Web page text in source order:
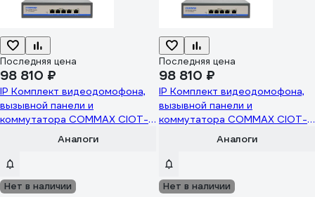
Последняя цена
98 810 ₽
IP Комплект видеодомофона,
вызывной панели и
коммутатора COMMAX CIOT-
1020MWhite/D21M/H4L2 CIOT-
H4L2
Аналоги
Последняя цена
98 810 ₽
IP Комплект видеодомофона,
вызывной панели и
коммутатора COMMAX CIOT-
1020MSilver+Blue/D21M/H4L2
D21M/CIOT-H4L2
Аналоги
Нет в наличии Нет в наличии